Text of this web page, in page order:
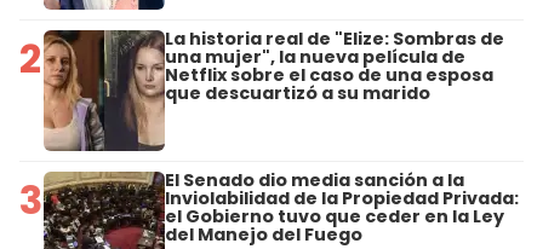
2 La historia real de "Elize: Sombras de
una mujer", la nueva película de
Netflix sobre el caso de una esposa
que descuartizó a su marido
3 El Senado dio media sanción a la
Inviolabilidad de la Propiedad Privada:
el Gobierno tuvo que ceder en la Ley
del Manejo del Fuego